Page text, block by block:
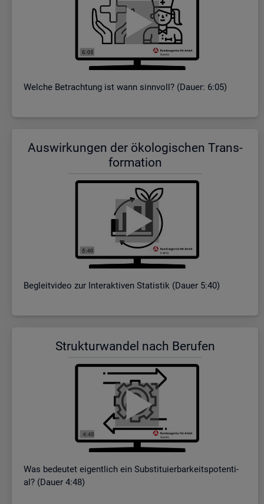
Wel­che Be­trach­tung ist wann sinn­voll? (Dauer: 6:05)
Aus­wir­kun­gen der öko­lo­gi­schen Trans­
for­ma­ti­on
Be­gleit­vi­deo zur In­ter­ak­ti­ven Sta­tis­tik (Dauer 5:40)
Struk­tur­wan­del nach Be­ru­fen
Was be­deu­tet ei­gent­lich ein Sub­sti­tu­ier­bar­keits­po­ten­ti­
al? (Dauer 4:48)